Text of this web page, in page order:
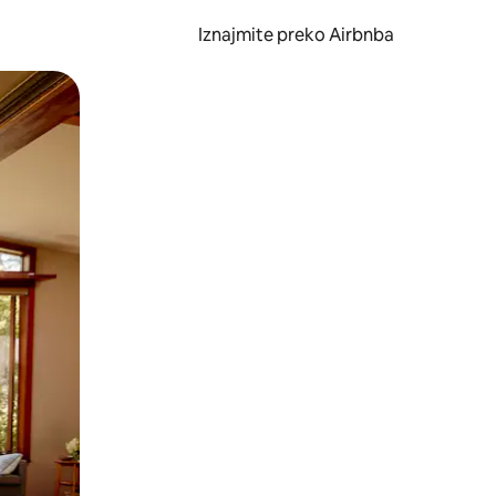
Iznajmite preko Airbnba
prstom po zaslonu.